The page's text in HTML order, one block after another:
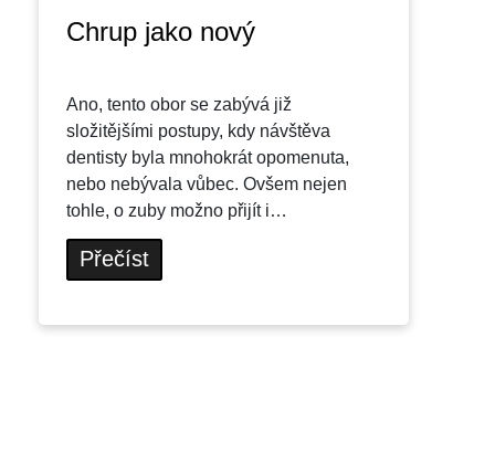
Chrup jako nový
Ano, tento obor se zabývá již
složitějšími postupy, kdy návštěva
dentisty byla mnohokrát opomenuta,
nebo nebývala vůbec. Ovšem nejen
tohle, o zuby možno přijít i…
Přečíst